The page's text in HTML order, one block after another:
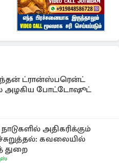
ட்ரான்ஸ்பரென்ட்
அழகிய போட்டோஷூட்
அதிகரிக்கும்
கவலையில்
துறை